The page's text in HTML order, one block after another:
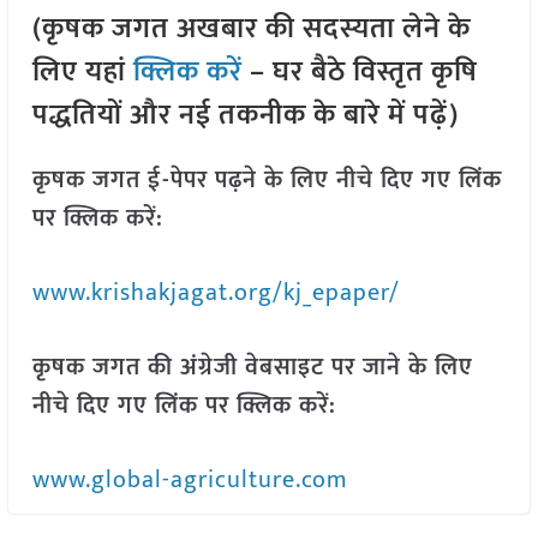
(कृषक जगत अखबार की सदस्यता लेने के
लिए यहांक्लिक करें– घर बैठे विस्तृत कृषि
पद्धतियों और नई तकनीक के बारे में पढ़ें)
कृषक जगत ई-पेपर पढ़ने के लिए नीचे दिए गए लिंक
पर क्लिक करें:
www.krishakjagat.org/kj_epaper/
कृषक जगत की अंग्रेजी वेबसाइट पर जाने के लिए
नीचे दिए गए लिंक पर क्लिक करें:
www.global-agriculture.com